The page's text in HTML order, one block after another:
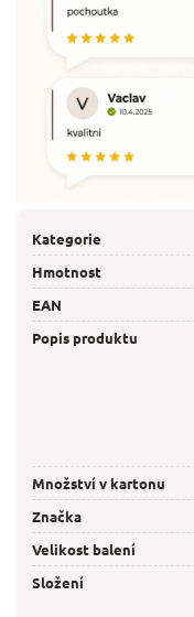
Kategorie
Hmotnost
EAN
Popis produktu
Množství v kartonu
Značka
Velikost balení
Složení